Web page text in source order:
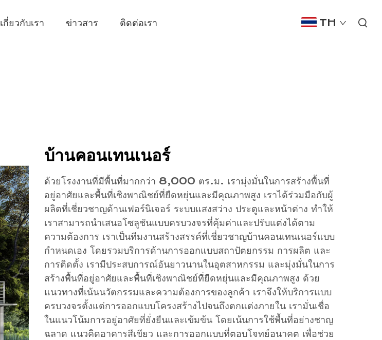
เกี่ยวกับเรา ข่าวสาร ติดต่อเรา TH
บ้านคอนเทนเนอร์
ด้วยโรงงานที่มีพื้นที่มากกว่า 8,000 ตร.ม. เรามุ่งมั่นในการสร้างพื้นที่
อยู่อาศัยและพื้นที่เชิงพาณิชย์ที่ยืดหยุ่นและมีคุณภาพสูง เราได้ร่วมมือกับผู้
ผลิตที่เชี่ยวชาญด้านเฟอร์นิเจอร์ ระบบแสงสว่าง ประตูและหน้าต่าง ทำให้
เราสามารถนำเสนอโซลูชันแบบครบวงจรที่คุ้มค่าและปรับแต่งได้ตาม
ความต้องการ เราเป็นทีมงานสร้างสรรค์ที่เชี่ยวชาญบ้านคอนเทนเนอร์แบบ
กำหนดเอง โดยรวมบริการด้านการออกแบบสถาปัตยกรรม การผลิต และ
การติดตั้ง เรามีประสบการณ์อันยาวนานในอุตสาหกรรม และมุ่งมั่นในการ
สร้างพื้นที่อยู่อาศัยและพื้นที่เชิงพาณิชย์ที่ยืดหยุ่นและมีคุณภาพสูง ด้วย
แนวทางที่เน้นนวัตกรรมและความต้องการของลูกค้า เราจึงให้บริการแบบ
ครบวงจรตั้งแต่การออกแบบโครงสร้างไปจนถึงตกแต่งภายใน เรามั่นเชื่อ
ในแนวโน้มการอยู่อาศัยที่ยั่งยืนและเข้มข้น โดยเน้นการใช้พื้นที่อย่างชาญ
ฉลาด แนวคิดอาคารสีเขียว และการออกแบบที่ตอบโจทย์อนาคต เพื่อช่วย